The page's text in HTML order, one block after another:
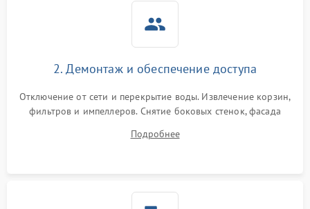
2. Демонтаж и обеспечение доступа
Отключение от сети и перекрытие воды. Извлечение корзин,
фильтров и импеллеров. Снятие боковых стенок, фасада
циркуляционному насосу, ТЭНу и сливной помпе.
Подробнее